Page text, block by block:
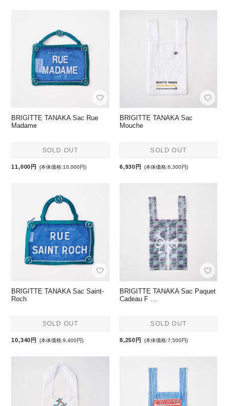
BRIGITTE TANAKA Sac Rue
Madame
SOLD OUT
11,000円 (本体価格:10,000円)
BRIGITTE TANAKA Sac
Mouche
SOLD OUT
6,930円 (本体価格:6,300円)
BRIGITTE TANAKA Sac Saint-
Roch
SOLD OUT
10,340円 (本体価格:9,400円)
BRIGITTE TANAKA Sac Paquet
Cadeau F …
SOLD OUT
8,250円 (本体価格:7,500円)